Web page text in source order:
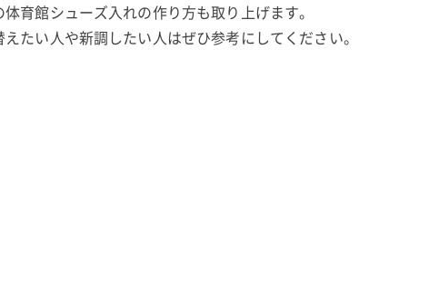
育館シューズ入れの作り方も取り上げます。
たい人や新調したい人はぜひ参考にしてください。